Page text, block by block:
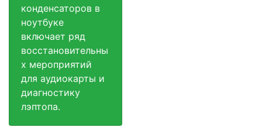
конденсаторов в
ноутбуке
включает ряд
восстановительны
х мероприятий
для аудиокарты и
диагностику
лэптопа.